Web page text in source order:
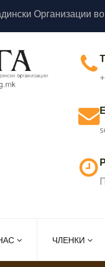
Организации
ЧЛЕНКИ